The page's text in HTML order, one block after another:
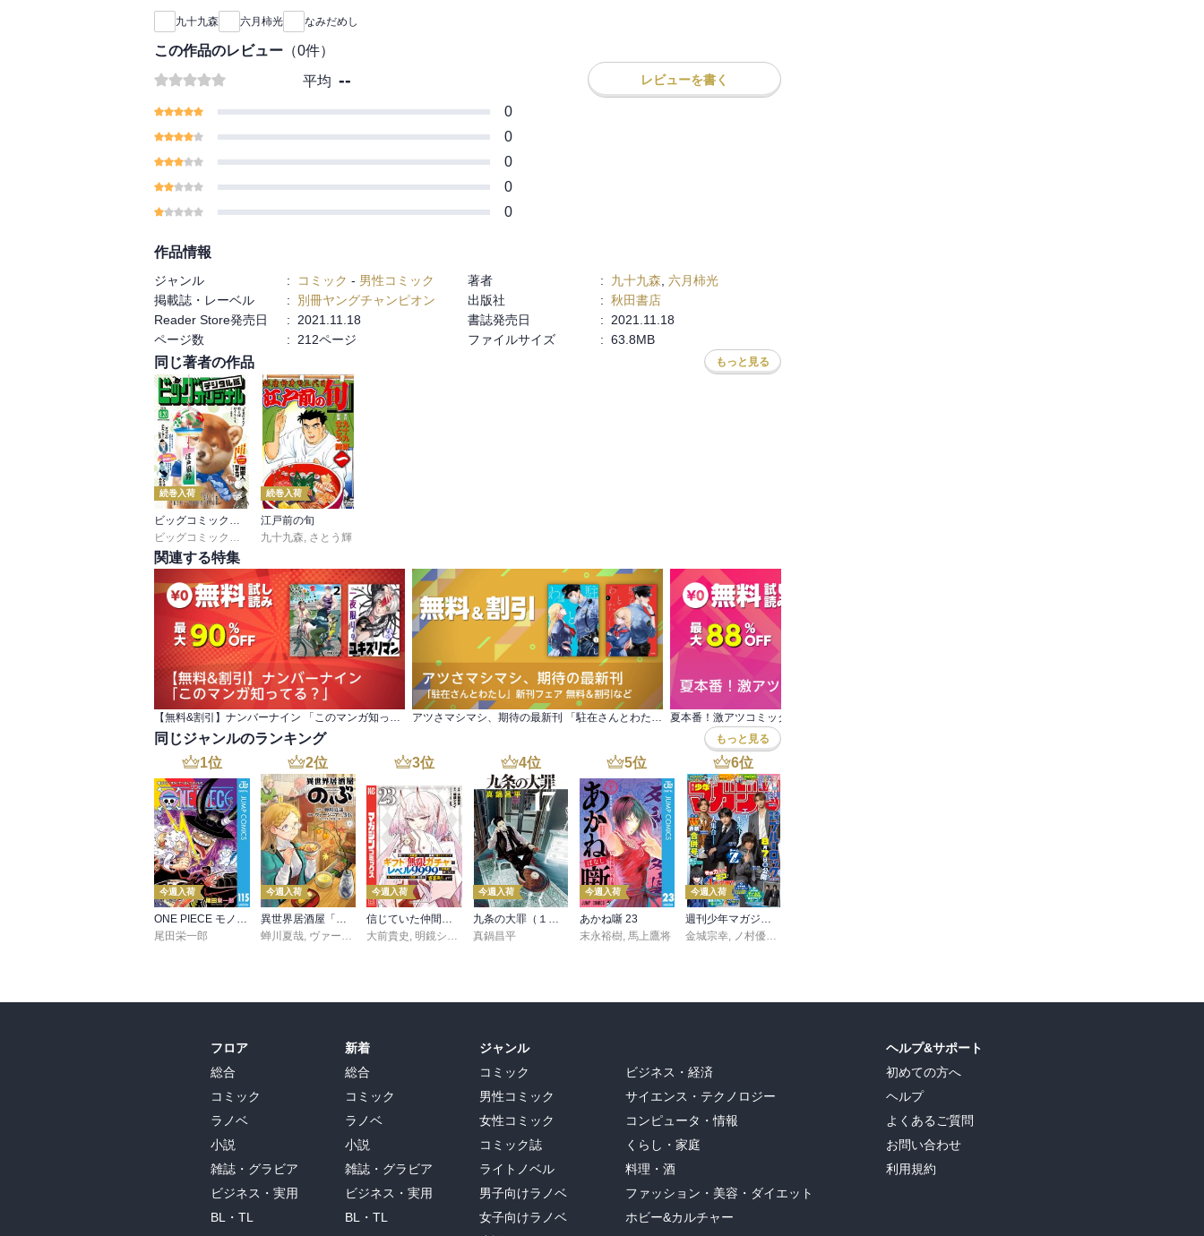
る『短編集コミックス』を是非、ご賞味ください。
九十九森 六月柿光 なみだめし
この作品のレビュー （0件）
平均 -- レビューを書く
0
0
0
0
0
作品情報
ジャンル : コミック - 男性コミック 著者 : 九十九森, 六月柿光
掲載誌・レーベル
: 別冊ヤングチャンピオン 出版社 : 秋田書店
Reader Store発売日
: 2021.11.18 書誌発売日 : 2021.11.18
ページ数
: 212ページ ファイルサイズ : 63.8MB
同じ著者の作品 もっと見る
続巻入荷 続巻入荷
江戸前の旬
九十九森 さとう輝
関連する特集
夏本番！激アツコミックフェア！！
同じジャンルのランキング もっと見る
1位
今週入荷
ONE PIECE モノクロ版 115
尾田栄一郎
2位
今週入荷
異世界居酒屋「のぶ」(22)
蝉川夏哉, ヴァージニア二等兵 ,転
3位
今週入荷
信じていた仲間達にダンジョン奥地で殺されかけたがギフト『無限ガチャ』でレベル９９９９の仲間達を手に入れて元パーティーメンバーと世界に復讐＆『ざまぁ！』します！（２３）
大前貴史 ,明鏡シスイ ,ｔｅｆ
4位
今週入荷
九条の大罪（１７）
真鍋昌平
5位
今週入荷
あかね噺 23
末永裕樹, 馬上鷹将
6位
今週入荷
週刊少年マガジン 2026年36・37号[2026年8月5日発売]
金城宗幸, ノ村優介
フロア
総合
コミック
ラノベ
小説
雑誌・グラビア
ビジネス・実用
BL・TL
新着
総合
コミック
ラノベ
小説
雑誌・グラビア
ビジネス・実用
BL・TL
ジャンル
コミック
男性コミック
女性コミック
コミック誌
ライトノベル
男子向けラノベ
女子向けラノベ
ビジネス・経済
サイエンス・テクノロジー
コンピュータ・情報
くらし・家庭
料理・酒
ファッション・美容・ダイエット
ホビー&カルチャー
ヘルプ&サポート
初めての方へ
ヘルプ
よくあるご質問
お問い合わせ
利用規約